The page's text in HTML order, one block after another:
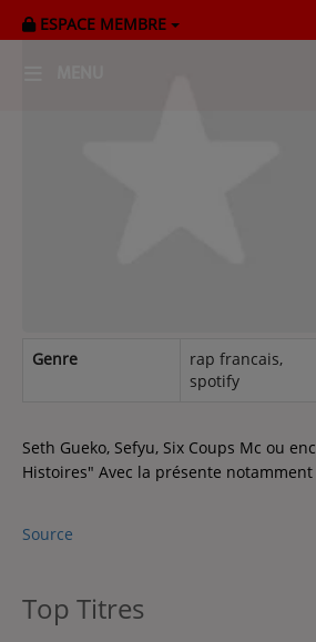
ESPACE MEMBRE
Cultur'Ciné - Jean Meurice
Régie Publicitaire
Genre
rap francais,
spotify
Seth Gueko, Sefyu, Six Coups Mc ou
Histoires" Avec la présente
Source
Top Titres